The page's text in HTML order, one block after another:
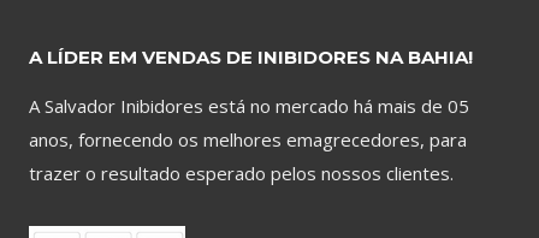
A LÍDER EM VENDAS DE INIBIDORES NA BAHIA!
A Salvador Inibidores está no mercado há mais de 05
anos, fornecendo os melhores emagrecedores, para
trazer o resultado esperado pelos nossos clientes.